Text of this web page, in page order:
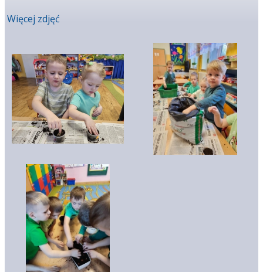
Więcej zdjęć